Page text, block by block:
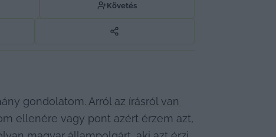
Követés
gondolatom. Arról az írásról van
ellenére vagy pont azért érzem azt,